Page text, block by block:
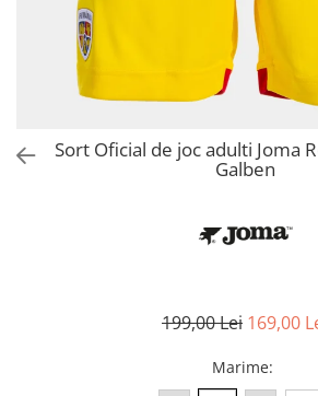
Bluze fotbal copii
Pantaloni lungi fotbal copii
Geci si veste fotbal copii
Imbracaminte fotbal femei
Sorturi fotbal femei
Sort Oficial de joc adulti Joma
Galben
199,00 Lei 169,00
Marime: